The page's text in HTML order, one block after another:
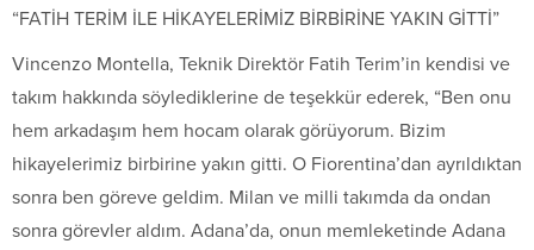
“FATİH TERİM İLE HİKAYELERİMİZ BİRBİRİNE YAKIN GİTTİ”
Vincenzo Montella, Teknik Direktör Fatih Terim’in kendisi ve
takım hakkında söylediklerine de teşekkür ederek, “Ben onu
hem arkadaşım hem hocam olarak görüyorum. Bizim
hikayelerimiz birbirine yakın gitti. O Fiorentina’dan ayrıldıktan
sonra ben göreve geldim. Milan ve milli takımda da ondan
sonra görevler aldım. Adana’da, onun memleketinde Adana